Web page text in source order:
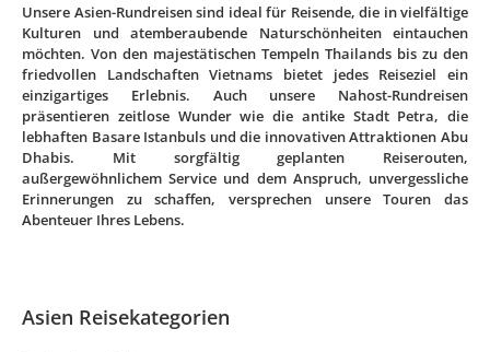
Unsere Asien-Rundreisen sind ideal für Reisende, die in vielfältige
Kulturen und atemberaubende Naturschönheiten eintauchen
möchten. Von den majestätischen Tempeln Thailands bis zu den
friedvollen Landschaften Vietnams bietet jedes Reiseziel ein
einzigartiges Erlebnis. Auch unsere Nahost-Rundreisen
präsentieren zeitlose Wunder wie die antike Stadt Petra, die
lebhaften Basare Istanbuls und die innovativen Attraktionen Abu
Dhabis. Mit sorgfältig geplanten Reiserouten,
außergewöhnlichem Service und dem Anspruch, unvergessliche
Erinnerungen zu schaffen, versprechen unsere Touren das
Abenteuer Ihres Lebens.
Asien Reisekategorien